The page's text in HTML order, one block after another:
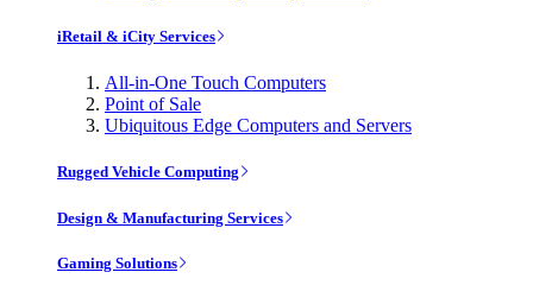
iRetail & iCity Services
All-in-One Touch Computers
Point of Sale
Ubiquitous Edge Computers and Servers
Rugged Vehicle Computing
Design & Manufacturing Services
Gaming Solutions